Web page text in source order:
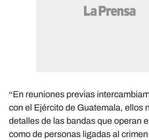
“En reuniones previas
con el Ejército de Guatemala, ellos
detalles de las bandas que operan
como de personas ligadas al